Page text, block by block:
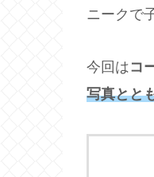
ニークで
今回はコ
写真とと